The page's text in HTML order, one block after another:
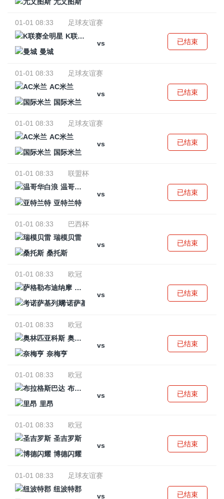
01-01 08:33
足球友谊赛
K联赛全明星
vs
曼城
已结束
01-01 08:33
足球友谊赛
AC米兰
vs
国际米兰
已结束
01-01 08:33
足球友谊赛
AC米兰
vs
国际米兰
已结束
01-01 08:33
联盟杯
温哥华白浪
vs
亚特兰特
已结束
01-01 08:33
巴西杯
瑞模贝雷
vs
桑托斯
已结束
01-01 08:33
欧冠
萨格勒布迪纳摩
vs
考诺萨基列斯
已结束
01-01 08:33
欧冠
奥林匹亚科斯
vs
奈梅亨
已结束
01-01 08:33
欧冠
布拉格斯巴达
vs
里昂
已结束
01-01 08:33
欧冠
圣吉罗斯
vs
博德闪耀
已结束
01-01 08:33
足球友谊赛
纽波特郡
vs
已结束